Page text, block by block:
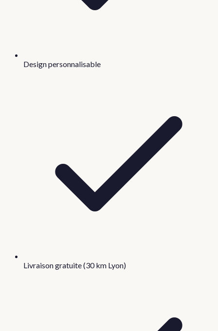
Design personnalisable
Livraison gratuite (30 km Lyon)